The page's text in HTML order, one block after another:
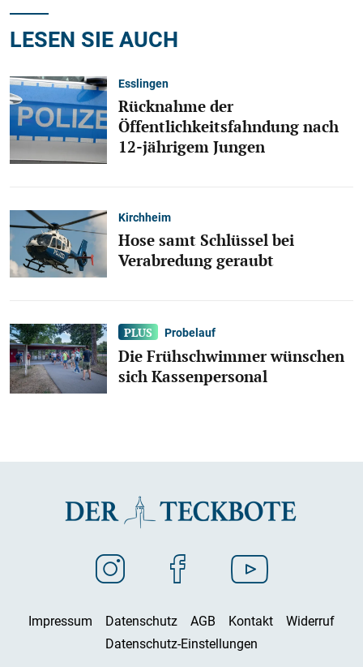
LESEN SIE AUCH
Esslingen
Rücknahme der
Öffentlichkeitsfahndung nach
12-jährigem Jungen
Kirchheim
Hose samt Schlüssel bei
Verabredung geraubt
Probelauf
Die Frühschwimmer wünschen
sich Kassenpersonal
Impressum Datenschutz AGB Kontakt
Widerruf
Datenschutz-Einstellungen